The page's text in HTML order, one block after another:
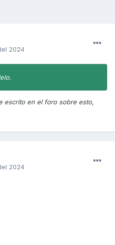
2024
escrito en el foro sobre esto,
2024